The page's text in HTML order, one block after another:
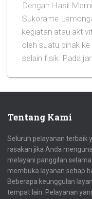
Dengan Hasil
Sukorame
kegiatan atau
oleh suatu pihak
selain fisik. Pada
Tentang Kami
Seluruh pelayanan terbaik
rasakan jika Anda
melayani panggilan
membuka layanan setiap
Beberapa keunggulan
tempat lain. Pelayanan